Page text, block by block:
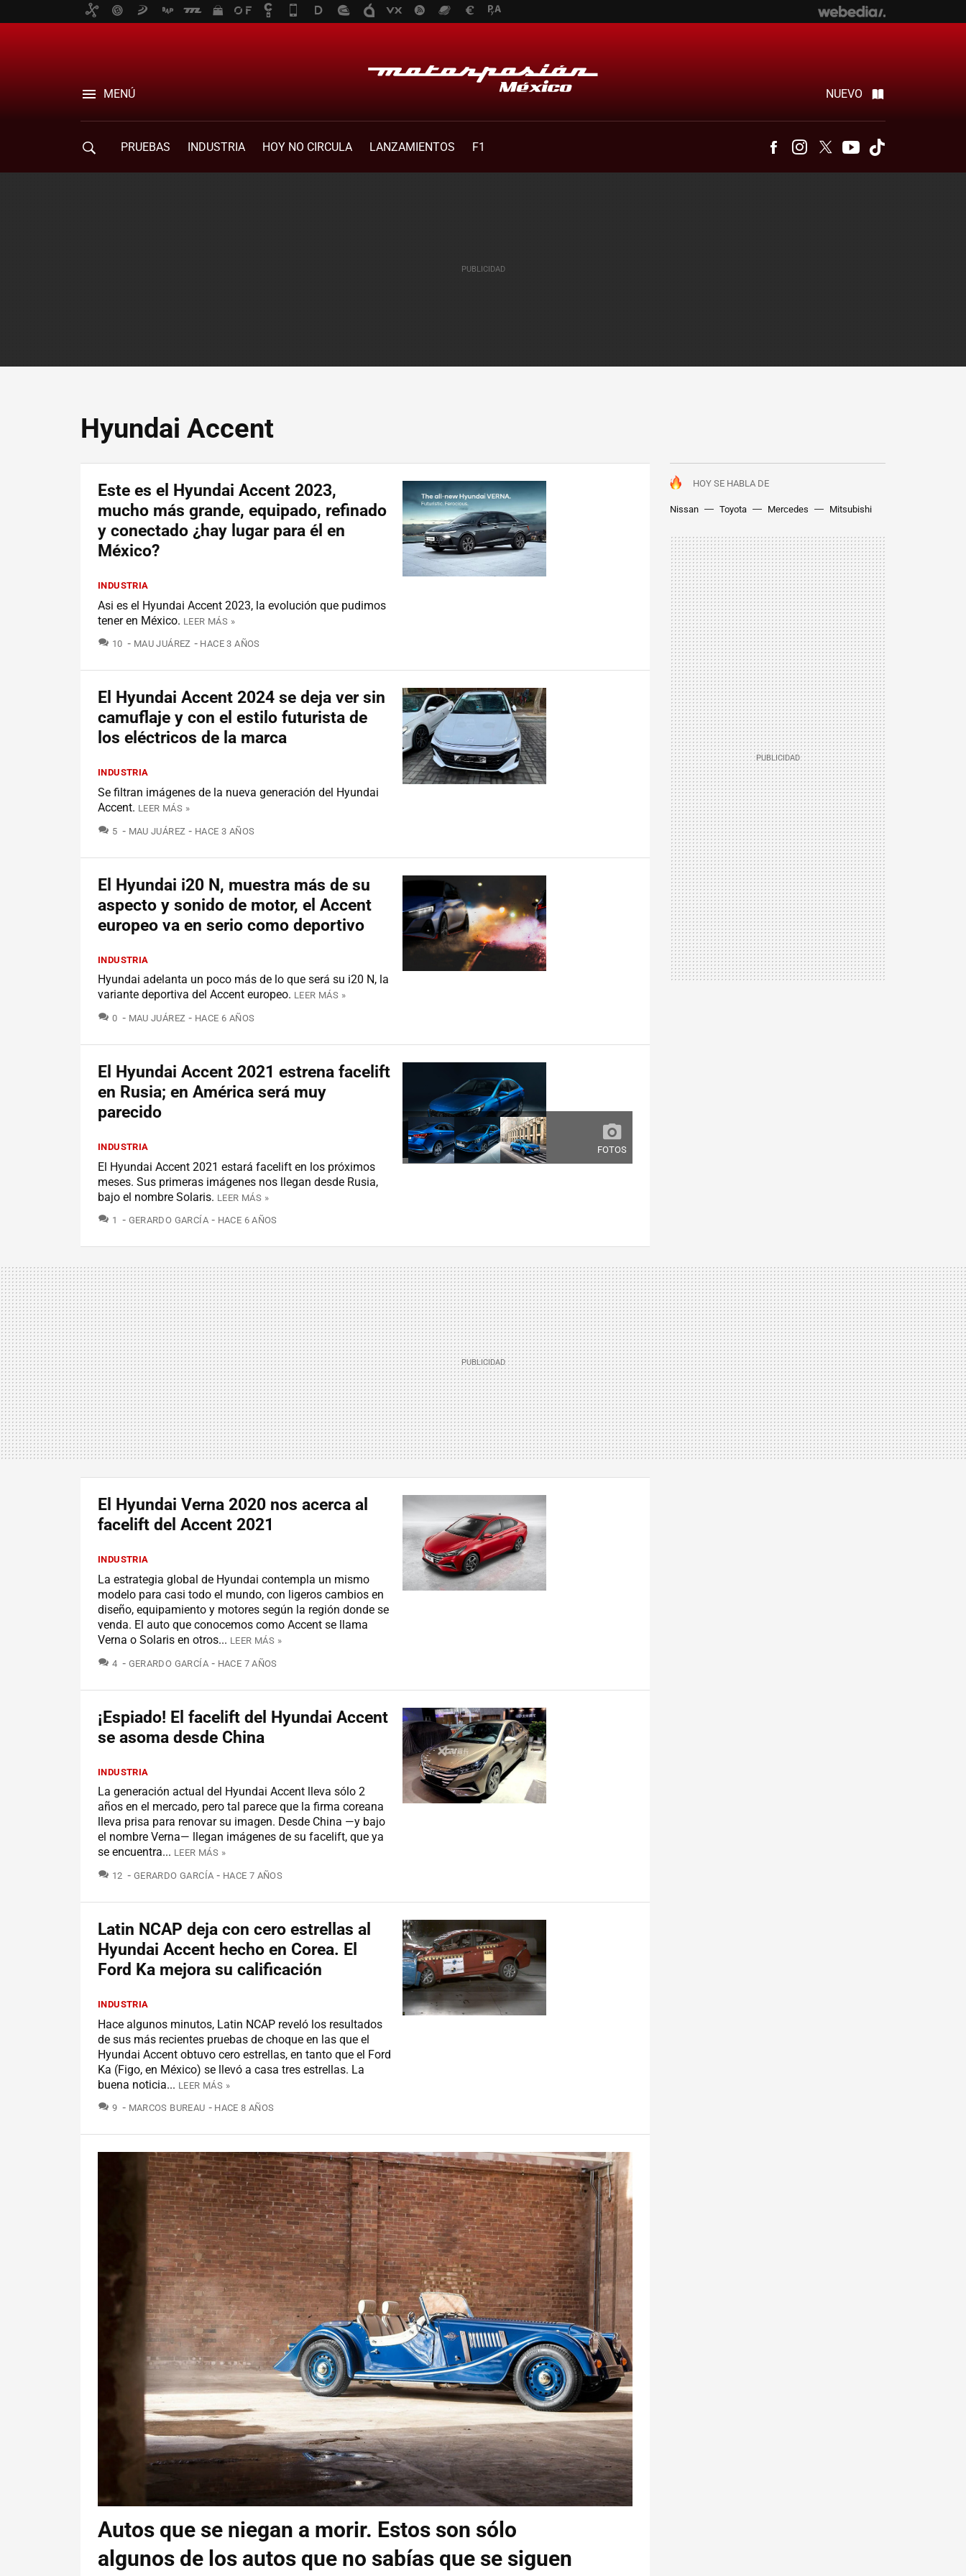
MENÚ NUEVO
PRUEBAS INDUSTRIA HOY NO CIRCULA LANZAMIENTOS F1 FacebookInstagram
Twitter Youtube
Hyundai Accent
HOY SE HABLA DE
Nissan Toyota Mercedes Mitsubishi
Este es el Hyundai Accent 2023,
mucho más grande, equipado, refinado
y conectado ¿hay lugar para él en
México?
INDUSTRIA
Asi es el Hyundai Accent 2023, la evolución que pudimos
tener en México. LEER MÁS »
10 COMENTARIOS
MAU JUÁREZ HACE 3 AÑOS
El Hyundai Accent 2024 se deja ver sin
camuflaje y con el estilo futurista de
los eléctricos de la marca
INDUSTRIA
Se filtran imágenes de la nueva generación del Hyundai
Accent. LEER MÁS »
5 COMENTARIOS
MAU JUÁREZ HACE 3 AÑOS
El Hyundai i20 N, muestra más de su
aspecto y sonido de motor, el Accent
europeo va en serio como deportivo
INDUSTRIA
Hyundai adelanta un poco más de lo que será su i20 N, la
variante deportiva del Accent europeo. LEER MÁS »
0 COMENTARIOS
MAU JUÁREZ HACE 6 AÑOS
FOTOS
El Hyundai Accent 2021 estrena facelift
en Rusia; en América será muy
parecido
INDUSTRIA
El Hyundai Accent 2021 estará facelift en los próximos
meses. Sus primeras imágenes nos llegan desde Rusia,
bajo el nombre Solaris. LEER MÁS »
1 COMENTARIOS
GERARDO GARCÍA HACE 6 AÑOS
El Hyundai Verna 2020 nos acerca al
facelift del Accent 2021
INDUSTRIA
La estrategia global de Hyundai contempla un mismo
modelo para casi todo el mundo, con ligeros cambios en
diseño, equipamiento y motores según la región donde se
venda. El auto que conocemos como Accent se llama
Verna o Solaris en otros... LEER MÁS »
4 COMENTARIOS
GERARDO GARCÍA HACE 7 AÑOS
¡Espiado! El facelift del Hyundai Accent
se asoma desde China
INDUSTRIA
La generación actual del Hyundai Accent lleva sólo 2
años en el mercado, pero tal parece que la firma coreana
lleva prisa para renovar su imagen. Desde China —y bajo
el nombre Verna— llegan imágenes de su facelift, que ya
se encuentra... LEER MÁS »
12 COMENTARIOS
GERARDO GARCÍA HACE 7 AÑOS
Latin NCAP deja con cero estrellas al
Hyundai Accent hecho en Corea. El
Ford Ka mejora su calificación
INDUSTRIA
Hace algunos minutos, Latin NCAP reveló los resultados
de sus más recientes pruebas de choque en las que el
Hyundai Accent obtuvo cero estrellas, en tanto que el Ford
Ka (Figo, en México) se llevó a casa tres estrellas. La
buena noticia... LEER MÁS »
9 COMENTARIOS
MARCOS BUREAU HACE 8 AÑOS
Autos que se niegan a morir. Estos son sólo
algunos de los autos que no sabías que se siguen